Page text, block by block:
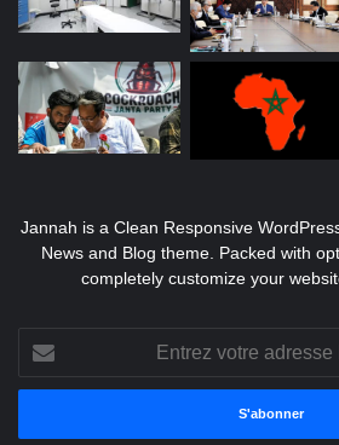
Jannah is a Clean Responsive
News and Blog theme. Packed with
completely customize your
votre
adresse